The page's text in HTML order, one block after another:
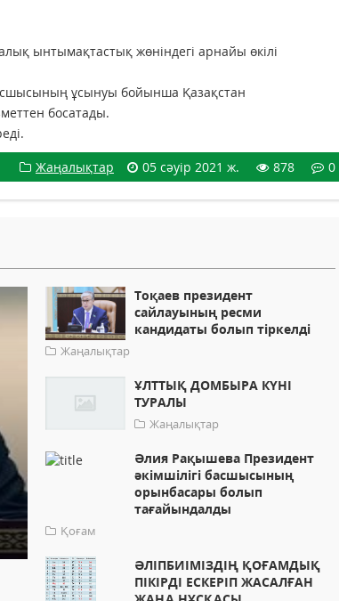
ынтымақтастық жөніндегі арнайы өкілі
ұсынуы бойынша Қазақстан
босатады.
Жаңалықтар
05 сәуір 2021 ж. 878 0
Тоқаев президент
сайлауының ресми
кандидаты болып тіркелді
Жаңалықтар
ҰЛТТЫҚ ДОМБЫРА КҮНІ
ТУРАЛЫ
Жаңалықтар
Әлия Рақышева Президент
әкімшілігі басшысының
орынбасары болып
тағайындалды
Қоғам
ӘЛІПБИІМІЗДІҢ ҚОҒАМДЫҚ
ПІКІРДІ ЕСКЕРІП ЖАСАЛҒАН